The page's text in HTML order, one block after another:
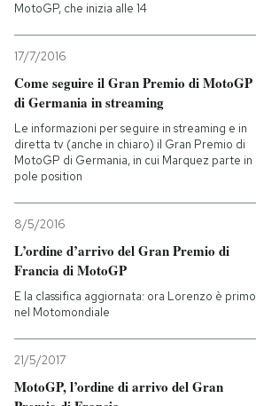
MotoGP, che inizia alle 14
17/7/2016
Come seguire il Gran Premio di MotoGP
di Germania in streaming
Le informazioni per seguire in streaming e in
diretta tv (anche in chiaro) il Gran Premio di
MotoGP di Germania, in cui Marquez parte in
pole position
8/5/2016
L’ordine d’arrivo del Gran Premio di
Francia di MotoGP
E la classifica aggiornata: ora Lorenzo è primo
nel Motomondiale
21/5/2017
MotoGP, l’ordine di arrivo del Gran